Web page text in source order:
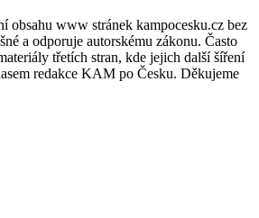
obsahu www stránek kampocesku.cz bez
a odporuje autorskému zákonu. Často
třetích stran, kde jejich další šíření
redakce KAM po Česku. Děkujeme